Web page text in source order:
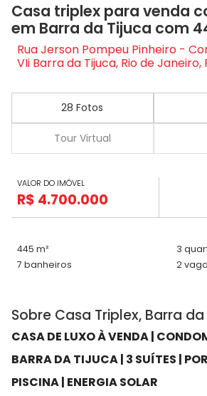
Casa triplex para venda
em Barra da Tijuca com
Rua Jerson Pompeu Pinheiro -
VIi Barra da Tijuca, Rio de Janeiro,
28 Fotos
Tour Virtual
VALOR DO IMÓVEL
R$ 4.700.000
445 m² 3
7 banheiros
2
Sobre Casa Triplex, Barra
CASA DE LUXO À VENDA |
BARRA DA TIJUCA | 3 SUÍTES |
PISCINA | ENERGIA SOLAR